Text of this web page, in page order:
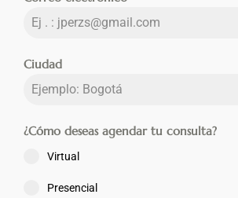
Ciudad
¿Cómo deseas agendar tu consulta?
Virtual
Presencial